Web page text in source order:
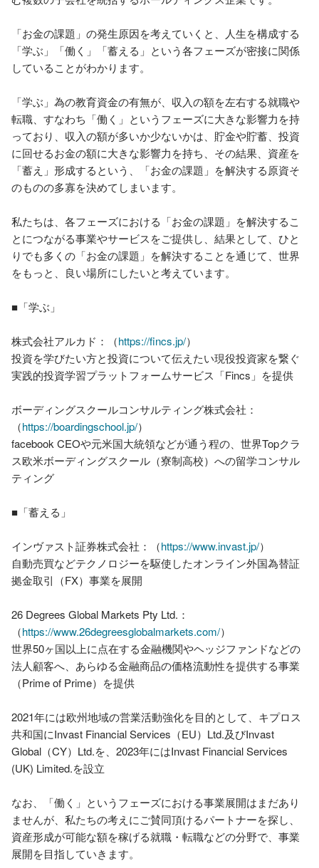
「お金の課題」の発生原因を考えていくと、人生を構成する
「学ぶ」「働く」「蓄える」という各フェーズが密接に関係
していることがわかります。
「学ぶ」為の教育資金の有無が、収入の額を左右する就職や
転職、すなわち「働く」というフェーズに大きな影響力を持
っており、収入の額が多いか少ないかは、貯金や貯蓄、投資
に回せるお金の額に大きな影響力を持ち、その結果、資産を
「蓄え」形成するという、「お金の課題」を解決する原資そ
のものの多寡を決めてしまいます。
私たちは、各フェーズにおける「お金の課題」を解決するこ
とにつながる事業やサービスをご提供し、結果として、ひと
りでも多くの「お金の課題」を解決することを通じて、世界
をもっと、良い場所にしたいと考えています。
■「学ぶ」
株式会社アルカド：（https://fincs.jp/）
投資を学びたい方と投資について伝えたい現役投資家を繋ぐ
実践的投資学習プラットフォームサービス「Fincs」を提供
ボーディングスクールコンサルティング株式会社：
（https://boardingschool.jp/）
facebook CEOや元米国大統領などが通う程の、世界Topクラ
ス欧米ボーディングスクール（寮制高校）への留学コンサル
ティング
■「蓄える」
インヴァスト証券株式会社：（https://www.invast.jp/）
自動売買などテクノロジーを駆使したオンライン外国為替証
拠金取引（FX）事業を展開
26 Degrees Global Markets Pty Ltd.：
（https://www.26degreesglobalmarkets.com/）
世界50ヶ国以上に点在する金融機関やヘッジファンドなどの
法人顧客へ、あらゆる金融商品の価格流動性を提供する事業
（Prime of Prime）を提供
2021年には欧州地域の営業活動強化を目的として、キプロス
共和国にInvast Financial Services（EU）Ltd.及びInvast
Global（CY）Ltd.を、2023年にはInvast Financial Services
(UK) Limited.を設立
なお、「働く」というフェーズにおける事業展開はまだあり
ませんが、私たちの考えにご賛同頂けるパートナーを探し、
資産形成が可能な額を稼げる就職・転職などの分野で、事業
展開を目指していきます。